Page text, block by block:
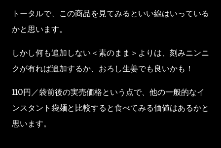
トータルで、この商品を見てみるといい線はいっている
かと思います。
しかし何も追加しない＜素のまま＞よりは、刻みニンニ
クが有れば追加するか、おろし生姜でも良いかも！
110円／袋前後の実売価格という点で、他の一般的なイ
ンスタント袋麺と比較すると食べてみる価値はあるかと
思います。